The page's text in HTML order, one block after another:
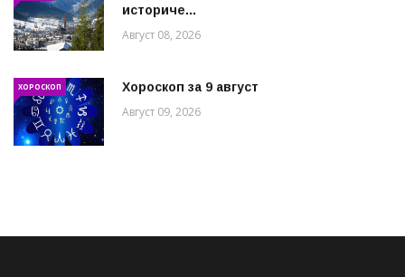
историче...
Август 08, 2026
ХОРОСКОП Хороскоп за 9 август
Август 09, 2026